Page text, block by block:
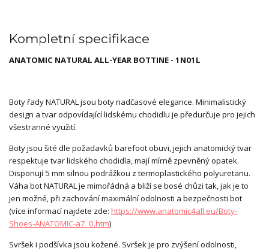
Kompletní specifikace
ANATOMIC NATURAL ALL-YEAR BOTTINE - 1N01L
Boty řady NATURAL jsou boty nadčasové elegance. Minimalistický
design a tvar odpovídající lidskému chodidlu je předurčuje pro jejich
všestranné využití.
Boty jsou šité dle požadavků barefoot obuvi, jejich anatomický tvar
respektuje tvar lidského chodidla, mají mírně zpevněný opatek.
Disponují 5 mm silnou podrážkou z termoplastického polyuretanu.
Váha bot NATURAL je mimořádná a bliží se bosé chůzi tak, jak je to
jen možné, při zachování maximální odolnosti a bezpečnosti bot
(více informací najdete zde: https://www.anatomic4all.eu/Boty-
Shoes-ANATOMIC-a7_0.htm)
Svršek i podšívka jsou kožené. Svršek je pro zvýšení odolnosti,